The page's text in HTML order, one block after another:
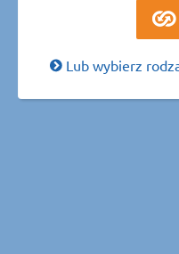
Lub wybierz